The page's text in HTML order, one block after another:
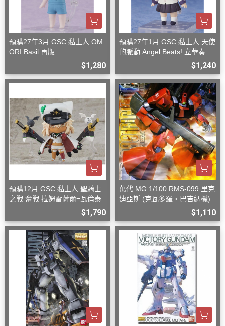
預購27年3月 GSC 黏土人 OM
ORI Basil 再版
$1,280
預購27年1月 GSC 黏土人 天使
的脈動 Angel Beats! 立華奏 再
$1,240
預購12月 GSC 黏土人 聖騎士
之戰 奮戰 拉姆雷薩爾=瓦倫泰
$1,790
萬代 MG 1/100 RMS-099 里克
迪亞斯 (克瓦多羅・巴吉納機)
$1,110